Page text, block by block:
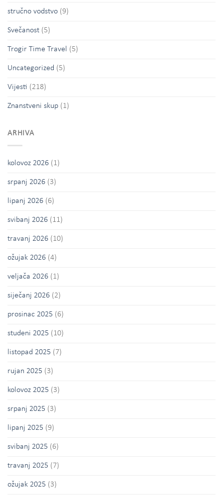
stručno vodstvo (9)
Svečanost (5)
Trogir Time Travel (5)
Uncategorized (5)
Vijesti (218)
Znanstveni skup (1)
ARHIVA
kolovoz 2026 (1)
srpanj 2026 (3)
lipanj 2026 (6)
svibanj 2026 (11)
travanj 2026 (10)
ožujak 2026 (4)
veljača 2026 (1)
siječanj 2026 (2)
prosinac 2025 (6)
studeni 2025 (10)
listopad 2025 (7)
rujan 2025 (3)
kolovoz 2025 (3)
srpanj 2025 (3)
lipanj 2025 (9)
svibanj 2025 (6)
travanj 2025 (7)
ožujak 2025 (3)